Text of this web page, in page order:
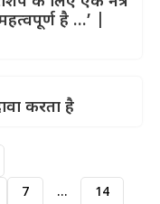
है …’ |
करता है
7 …
14